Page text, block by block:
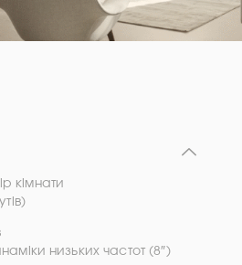
кімнати
низьких частот (8″)